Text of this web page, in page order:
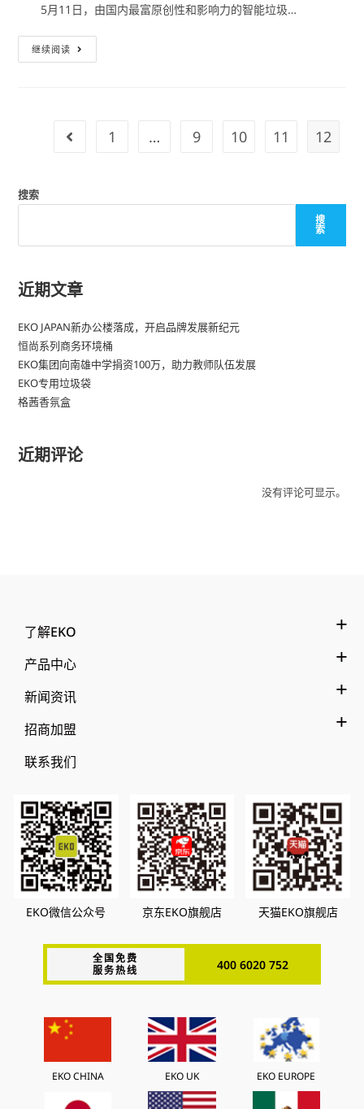
5月11日，由国内最富原创性和影响力的智能垃圾…
继续阅读
1 … 9 10 11 12
搜索
搜
索
近期文章
EKO JAPAN新办公楼落成，开启品牌发展新纪元
恒尚系列商务环境桶
EKO集团向南雄中学捐资100万，助力教师队伍发展
EKO专用垃圾袋
格茜香氛盒
近期评论
没有评论可显示。
了解EKO
产品中心
新闻资讯
招商加盟
联系我们
EKO微信公众号 京东EKO旗舰店 天猫EKO旗舰店
全国免费
服务热线
400 6020 752
EKO CHINA EKO UK EKO EUROPE